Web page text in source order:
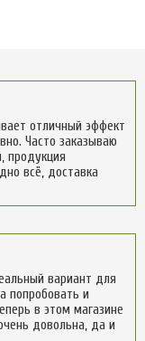
отличный эффект
Часто заказываю
продукция
всё, доставка
вариант для
попробовать и
в этом магазине
довольна, да и